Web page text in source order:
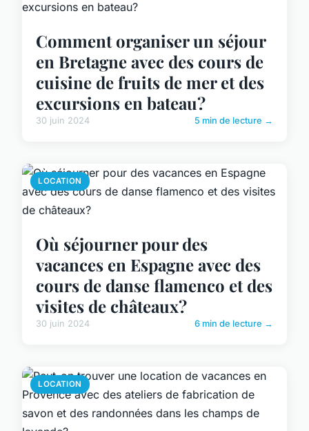
Comment organiser un séjour
en Bretagne avec des cours de
cuisine de fruits de mer et des
excursions en bateau?
30 juin 2024 5 min de lecture →
LOCATION
Où séjourner pour des
vacances en Espagne avec des
cours de danse flamenco et des
visites de châteaux?
30 juin 2024 6 min de lecture →
LOCATION